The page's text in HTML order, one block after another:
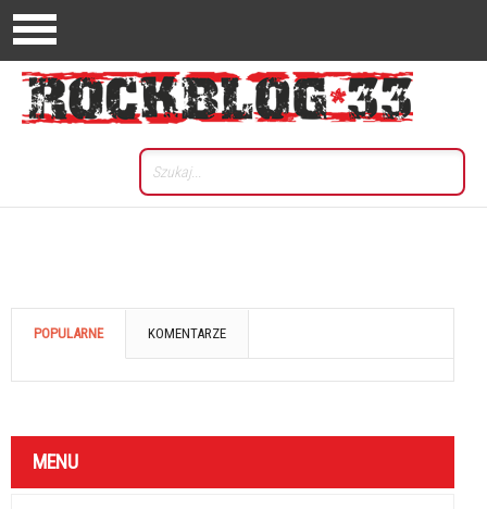
POPULARNE KOMENTARZE
MENU